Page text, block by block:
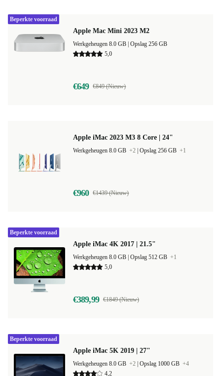
Apple Mac Mini 2023 M2
Opslag 256 GB
5,0
€649 €849 (Nieuw)
Beperkte voorraad
Apple iMac 2023 M3 8 Core | 24"
Werkgeheugen 8.0 GB +2 Opslag 256 GB +1
€960 €1439 (Nieuw)
Apple iMac 4K 2017 | 21.5"
Opslag 512 GB +1
5,0
€389,99 €1849 (Nieuw)
Beperkte voorraad
Apple iMac 5K 2019 | 27"
Werkgeheugen 8.0 GB +2 Opslag 1000 GB +4
4,2
Beperkte voorraad